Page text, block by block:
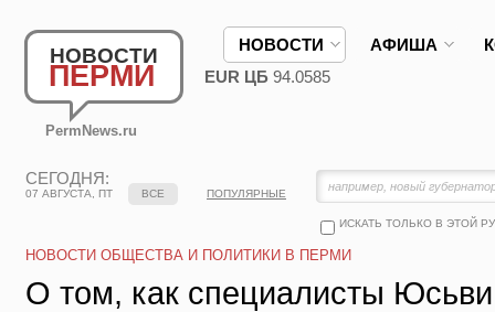
НОВОСТИ
ПЕРМИ
PermNews.ru
НОВОСТИ АФИША
EUR ЦБ 94.0585
СЕГОДНЯ:
07 АВГУСТА, ПТ
ИСКАТЬ ТОЛЬКО В ЭТОЙ
ВСЕ ПОПУЛЯРНЫЕ
НОВОСТИ ОБЩЕСТВА И ПОЛИТИКИ В ПЕРМИ
О том, как специалисты